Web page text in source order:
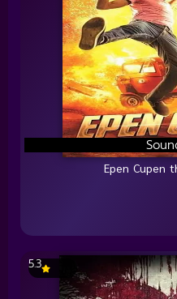
Epen Cupen
5.3